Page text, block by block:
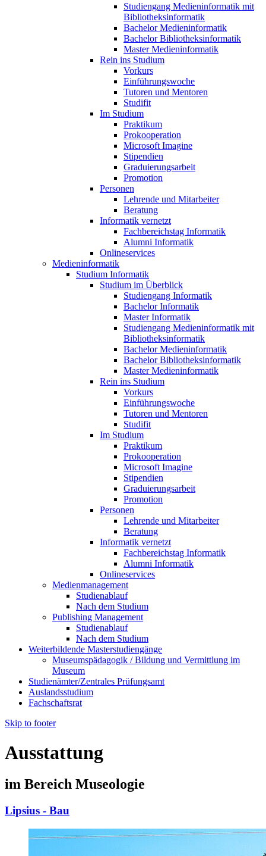
Studiengang Medieninformatik mit
Bibliotheksinformatik
Bachelor Medieninformatik
Bachelor Bibliotheksinformatik
Master Medieninformatik
Rein ins Studium
Vorkurs
Einführungswoche
Tutoren und Mentoren
Studifit
Im Studium
Praktikum
Prokooperation
Microsoft Imagine
Stipendien
Graduierungsarbeit
Promotion
Personen
Lehrende und Mitarbeiter
Beratung
Informatik vernetzt
Fachbereichstag Informatik
Alumni Informatik
Onlineservices
Medieninformatik
Studium Informatik
Studium im Überblick
Studiengang Informatik
Bachelor Informatik
Master Informatik
Studiengang Medieninformatik mit
Bibliotheksinformatik
Bachelor Medieninformatik
Bachelor Bibliotheksinformatik
Master Medieninformatik
Rein ins Studium
Vorkurs
Einführungswoche
Tutoren und Mentoren
Studifit
Im Studium
Praktikum
Prokooperation
Microsoft Imagine
Stipendien
Graduierungsarbeit
Promotion
Personen
Lehrende und Mitarbeiter
Beratung
Informatik vernetzt
Fachbereichstag Informatik
Alumni Informatik
Onlineservices
Medienmanagement
Studienablauf
Nach dem Studium
Publishing Management
Studienablauf
Nach dem Studium
Weiterbildende Masterstudiengänge
Museumspädagogik / Bildung und Vermittlung im
Museum
Studienämter/Zentrales Prüfungsamt
Auslandsstudium
Fachschaftsrat
Skip to footer
Ausstattung
im Bereich Museologie
Lipsius - Bau